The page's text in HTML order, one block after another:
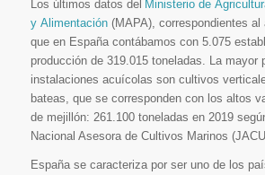
Los últimos datos del Ministerio de
y Alimentación (MAPA), correspondientes al
que en España contábamos con 5.075
producción de 319.015 toneladas. La mayor
instalaciones acuícolas son cultivos
bateas, que se corresponden con los altos
de mejillón: 261.100 toneladas en 2019
Nacional Asesora de Cultivos Marinos
España se caracteriza por ser uno de los